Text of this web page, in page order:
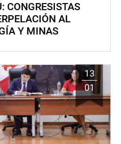
CONGRESISTAS
AL
Y MINAS
13
01